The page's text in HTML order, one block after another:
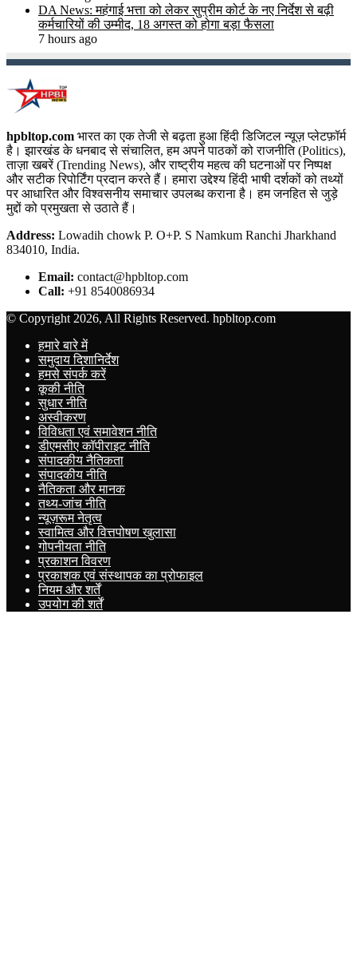
DA News: महंगाई भत्ता को लेकर सुप्रीम कोर्ट के नए निर्देश से बढ़ी
कर्मचारियों की उम्मीद, 18 अगस्त को होगा बड़ा फैसला
7 hours ago
hpbltop.com भारत का एक तेजी से बढ़ता हुआ हिंदी डिजिटल न्यूज़ प्लेटफ़ॉर्म
है। झारखंड के धनबाद से संचालित, हम अपने पाठकों को राजनीति (Politics),
ताज़ा खबरें (Trending News), और राष्ट्रीय महत्व की घटनाओं पर निष्पक्ष
और सटीक रिपोर्टिंग प्रदान करते हैं। हमारा उद्देश्य हिंदी भाषी दर्शकों को तथ्यों
पर आधारित और विश्वसनीय समाचार उपलब्ध कराना है। हम जनहित से जुड़े
मुद्दों को प्रमुखता से उठाते हैं।
Address: Lowadih chowk P. O+P. S Namkum Ranchi Jharkhand
834010, India.
Email: contact@hpbltop.com
Call: +91 8540086934
© Copyright 2026, All Rights Reserved. hpbltop.com
हमारे बारे में
समुदाय दिशानिर्देश
हमसे संपर्क करें
कूकी नीति
सुधार नीति
अस्वीकरण
विविधता एवं समावेशन नीति
डीएमसीए कॉपीराइट नीति
संपादकीय नैतिकता
संपादकीय नीति
नैतिकता और मानक
तथ्य-जांच नीति
न्यूज़रूम नेतृत्व
स्वामित्व और वित्तपोषण खुलासा
गोपनीयता नीति
प्रकाशन विवरण
प्रकाशक एवं संस्थापक का प्रोफाइल
नियम और शर्तें
उपयोग की शर्तें